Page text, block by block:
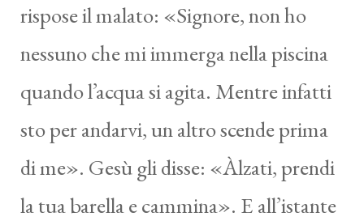
rispose il malato: «Signore, non ho
nessuno che mi immerga nella piscina
quando l’acqua si agita. Mentre infatti
sto per andarvi, un altro scende prima
di me». Gesù gli disse: «Àlzati, prendi
la tua barella e cammina». E all’istante